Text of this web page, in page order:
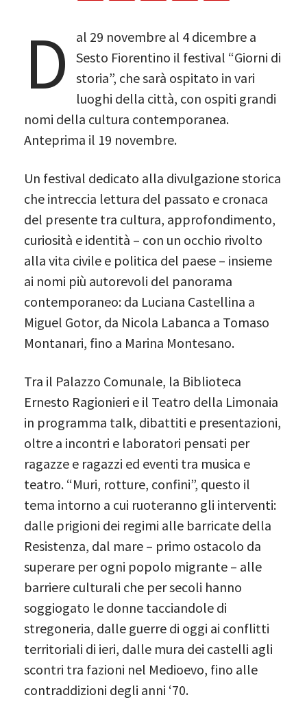
D
al 29 novembre al 4 dicembre a
Sesto Fiorentino il festival “Giorni di
storia”, che sarà ospitato in vari
luoghi della città, con ospiti grandi
nomi della cultura contemporanea.
Anteprima il 19 novembre.
Un festival dedicato alla divulgazione storica
che intreccia lettura del passato e cronaca
del presente tra cultura, approfondimento,
curiosità e identità – con un occhio rivolto
alla vita civile e politica del paese – insieme
ai nomi più autorevoli del panorama
contemporaneo: da Luciana Castellina a
Miguel Gotor, da Nicola Labanca a Tomaso
Montanari, fino a Marina Montesano.
Tra il Palazzo Comunale, la Biblioteca
Ernesto Ragionieri e il Teatro della Limonaia
in programma talk, dibattiti e presentazioni,
oltre a incontri e laboratori pensati per
ragazze e ragazzi ed eventi tra musica e
teatro. “Muri, rotture, confini”, questo il
tema intorno a cui ruoteranno gli interventi:
dalle prigioni dei regimi alle barricate della
Resistenza, dal mare – primo ostacolo da
superare per ogni popolo migrante – alle
barriere culturali che per secoli hanno
soggiogato le donne tacciandole di
stregoneria, dalle guerre di oggi ai conflitti
territoriali di ieri, dalle mura dei castelli agli
scontri tra fazioni nel Medioevo, fino alle
contraddizioni degli anni ‘70.